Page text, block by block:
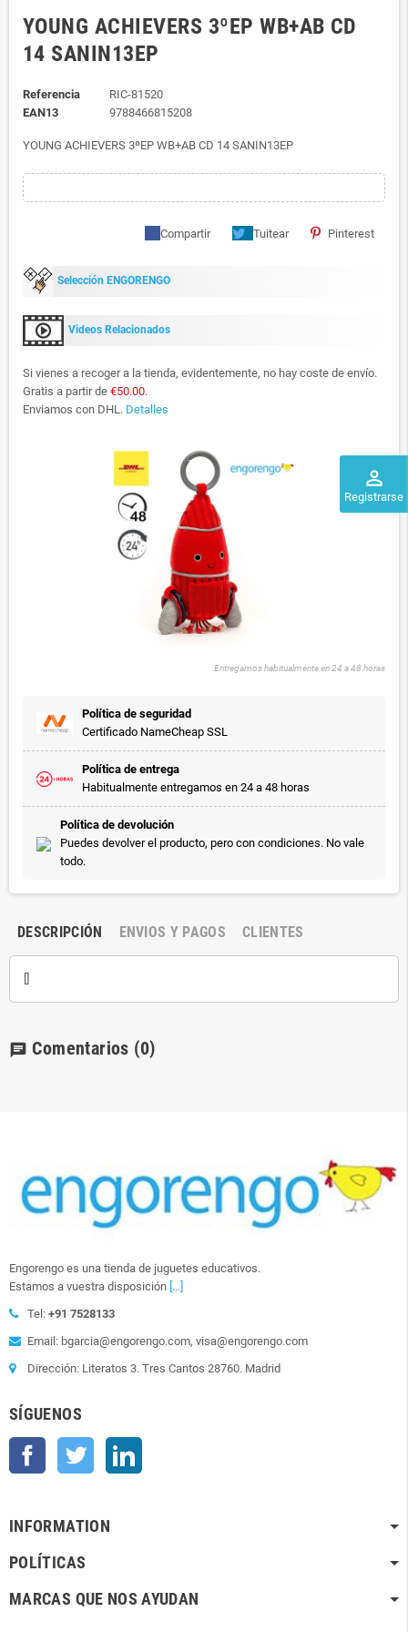
perm_identity
Registrarse
YOUNG ACHIEVERS 3ºEP WB+AB CD
14 SANIN13EP
Referencia
RIC-81520
EAN13
9788466815208
YOUNG ACHIEVERS 3ºEP WB+AB CD 14 SANIN13EP
Compartir Tuitear Pinterest
Selección ENGORENGO
Videos Relacionados
Si vienes a recoger a la tienda, evidentemente, no hay coste de envío.
Gratis a partir de €50.00.
Enviamos con DHL. Detalles
Entregamos habitualmente en 24 a 48 horas
Política de seguridad
Certificado NameCheap SSL
Política de entrega
Habitualmente entregamos en 24 a 48 horas
Política de devolución
Puedes devolver el producto, pero con condiciones. No vale
todo.
DESCRIPCIÓN ENVIOS Y PAGOS CLIENTES
chat Comentarios (0)
Engorengo es una tienda de juguetes educativos.
Estamos a vuestra disposición [...]
Tel: +91 7528133
Email: bgarcia@engorengo.com, visa@engorengo.com
Dirección: Literatos 3. Tres Cantos 28760. Madrid
SÍGUENOS
Facebook Twitter
INFORMATION
POLÍTICAS
MARCAS QUE NOS AYUDAN